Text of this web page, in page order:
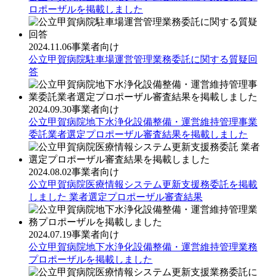
ロポーザルを掲載しました
2024.11.06事業者向け
公立甲賀病院駐車場運営管理業務委託に関する質疑回
答
2024.09.30事業者向け
公立甲賀病院地下水浄化設備整備・運営維持管理事業
委託業者選定プロポーザル審査結果を掲載しました
2024.08.02事業者向け
公立甲賀病院医療情報システム更新支援務委託を掲載
しました 業者選定プロポーザル審査結果
2024.07.19事業者向け
公立甲賀病院地下水浄化設備整備・運営維持管理業務
プロポーザルを掲載しました